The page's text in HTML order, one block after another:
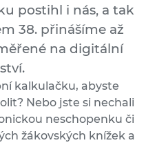
postihl i nás, a tak
38. přinášíme až
na digitální
kalkulačku, abyste
Nebo jste si nechali
neschopenku či
žákovských knížek a